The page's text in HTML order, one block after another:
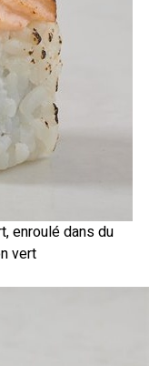
enroulé dans du
vert